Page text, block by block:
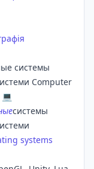
системы
Computer
системы
systems